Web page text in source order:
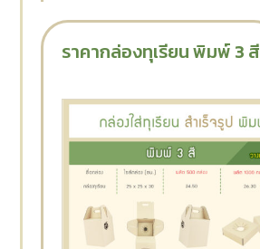
ราคากล่องทุเรียน พิมพ์ 3 สี